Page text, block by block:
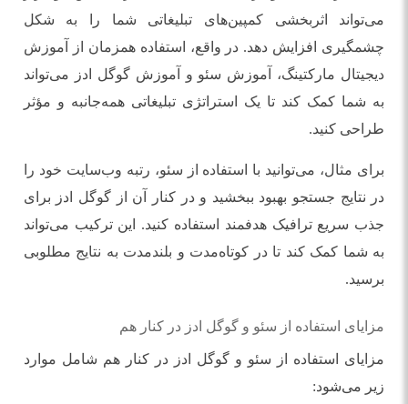
می‌تواند اثربخشی کمپین‌های تبلیغاتی شما را به شکل
چشمگیری افزایش دهد. در واقع، استفاده همزمان از آموزش
دیجیتال مارکتینگ، آموزش سئو و آموزش گوگل ادز می‌تواند
به شما کمک کند تا یک استراتژی تبلیغاتی همه‌جانبه و مؤثر
طراحی کنید.
برای مثال، می‌توانید با استفاده از سئو، رتبه وب‌سایت خود را
در نتایج جستجو بهبود ببخشید و در کنار آن از گوگل ادز برای
جذب سریع ترافیک هدفمند استفاده کنید. این ترکیب می‌تواند
به شما کمک کند تا در کوتاه‌مدت و بلندمدت به نتایج مطلوبی
برسید.
مزایای استفاده از سئو و گوگل ادز در کنار هم
مزایای استفاده از سئو و گوگل ادز در کنار هم شامل موارد
زیر می‌‌شود: